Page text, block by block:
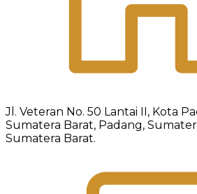
Jl. Veteran No. 50 Lantai II, Kota
Sumatera Barat, Padang,
Sumatera Barat.